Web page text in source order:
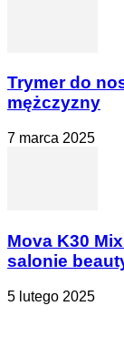
Trymer do
mężczyzny
7 marca 2025
Mova K30
salonie
5 lutego 2025